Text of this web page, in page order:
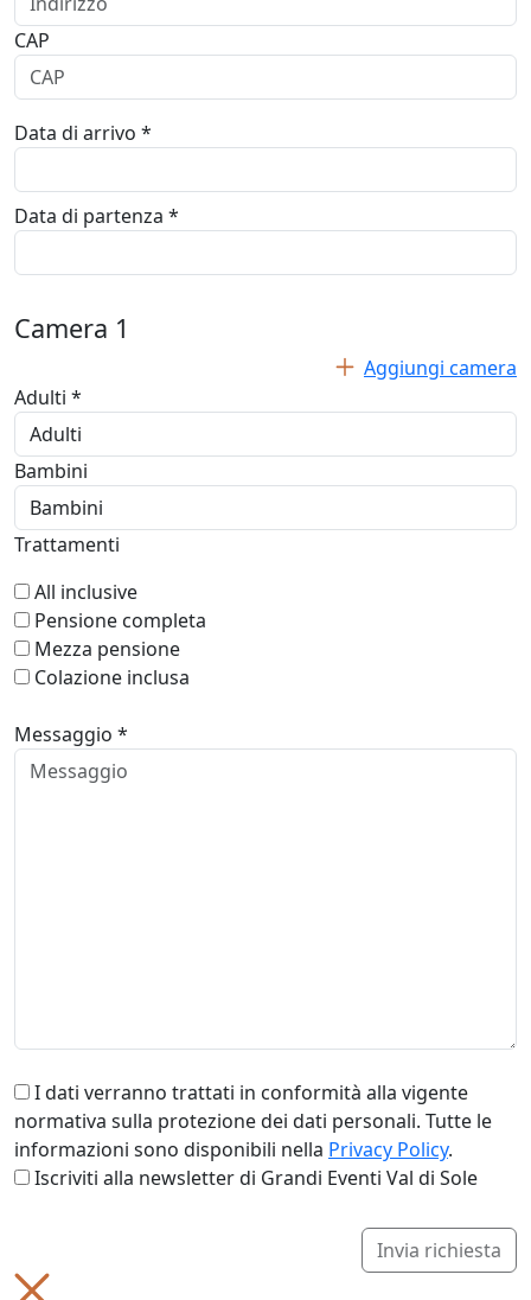
CAP
Data di arrivo *
Data di partenza *
Camera 1
Aggiungi camera
Adulti *
Bambini
Trattamenti
All inclusive
Pensione completa
Mezza pensione
Colazione inclusa
Messaggio *
I dati verranno trattati in conformità alla vigente
normativa sulla protezione dei dati personali. Tutte le
informazioni sono disponibili nella Privacy Policy.
Iscriviti alla newsletter di Grandi Eventi Val di Sole
Invia richiesta